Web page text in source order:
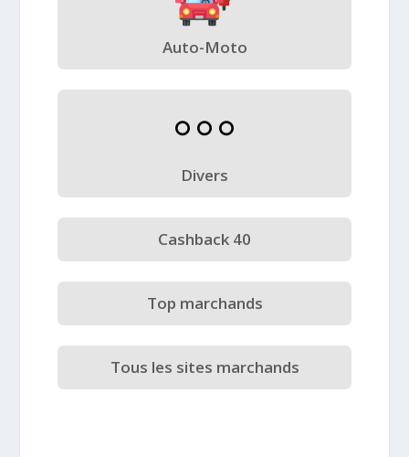
Auto-Moto
Divers
Cashback 40
Top marchands
Tous les sites marchands